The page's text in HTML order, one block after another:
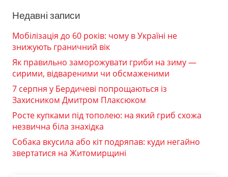
Недавні записи
Мобілізація до 60 років: чому в Україні не
знижують граничний вік
Як правильно заморожувати гриби на зиму —
сирими, відвареними чи обсмаженими
7 серпня у Бердичеві попрощаються із
Захисником Дмитром Плаксюком
Росте купками під тополею: на який гриб схожа
незвична біла знахідка
Собака вкусила або кіт подряпав: куди негайно
звертатися на Житомирщині